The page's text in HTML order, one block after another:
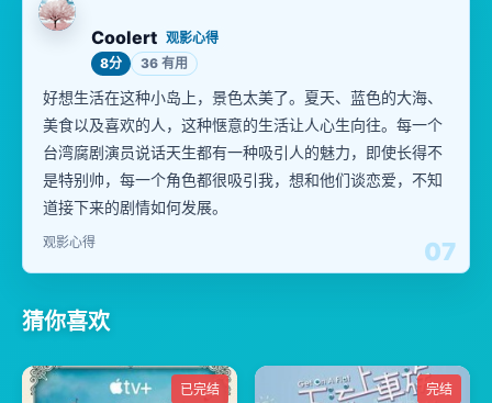
07
Coolert 观影心得
8分
36 有用
好想生活在这种小岛上，景色太美了。夏天、蓝色的大海、
美食以及喜欢的人，这种惬意的生活让人心生向往。每一个
台湾腐剧演员说话天生都有一种吸引人的魅力，即使长得不
是特别帅，每一个角色都很吸引我，想和他们谈恋爱，不知
道接下来的剧情如何发展。
观影心得
猜你喜欢
已完结 完结